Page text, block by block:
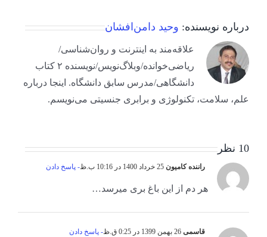
درباره نویسنده: وحید دامن‌افشان
علاقه‌مند به اینترنت و روان‌شناسی/
ریاضی‌خوانده/وبلاگ‌نویس/نویسنده ۲ کتاب
دانشگاهی/مدرس سابق دانشگاه. اینجا درباره
علم، سلامت، تکنولوژی و برابری جنسیتی می‌نویسم.
10 نظر
راننده کامیون - پاسخ دادن
هر دم از این باغ بری میرسد…
قاسمی - پاسخ دادن